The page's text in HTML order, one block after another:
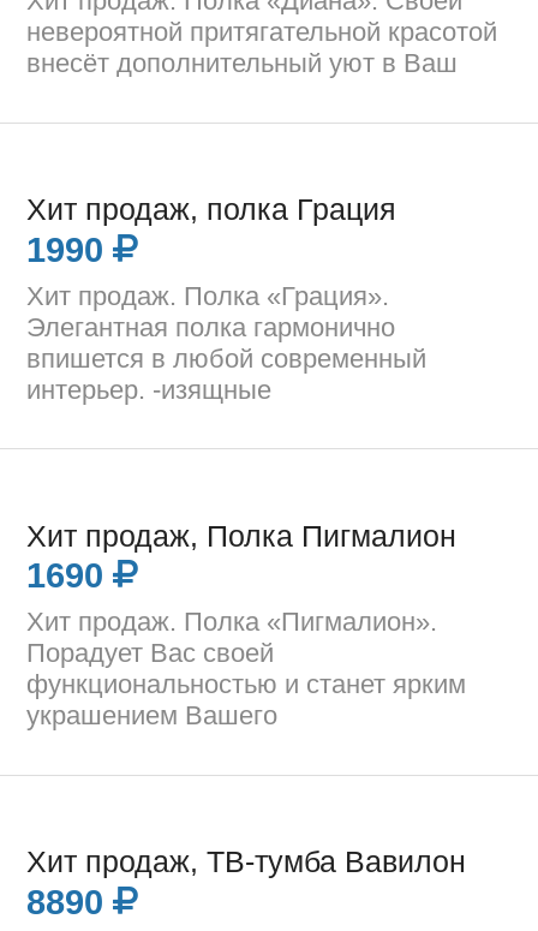
невероятной притягательной красотой
внесёт дополнительный уют в Ваш
Хит продаж, полка Грация
1990
Хит продаж. Полка «Грация».
Элегантная полка гармонично
впишется в любой современный
интерьер. -изящные
Хит продаж, Полка Пигмалион
1690
Хит продаж. Полка «Пигмалион».
Порадует Вас своей
функциональностью и станет ярким
украшением Вашего
Хит продаж, ТВ-тумба Вавилон
8890